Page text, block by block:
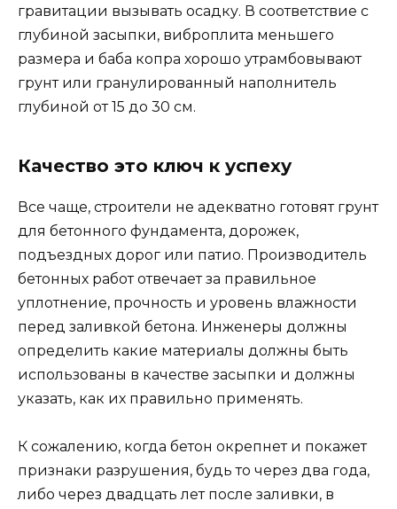
гравитации вызывать осадку. В соответствие с
глубиной засыпки, виброплита меньшего
размера и баба копра хорошо утрамбовывают
грунт или гранулированный наполнитель
глубиной от 15 до 30 см.
Качество это ключ к успеху
Все чаще, строители не адекватно готовят грунт
для бетонного фундамента, дорожек,
подъездных дорог или патио. Производитель
бетонных работ отвечает за правильное
уплотнение, прочность и уровень влажности
перед заливкой бетона. Инженеры должны
определить какие материалы должны быть
использованы в качестве засыпки и должны
указать, как их правильно применять.
К сожалению, когда бетон окрепнет и покажет
признаки разрушения, будь то через два года,
либо через двадцать лет после заливки, в